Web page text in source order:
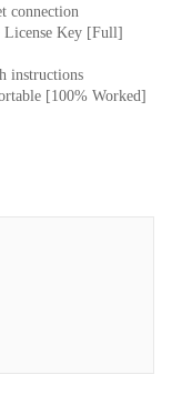
connection
License Key [Full]
instructions
[100% Worked]